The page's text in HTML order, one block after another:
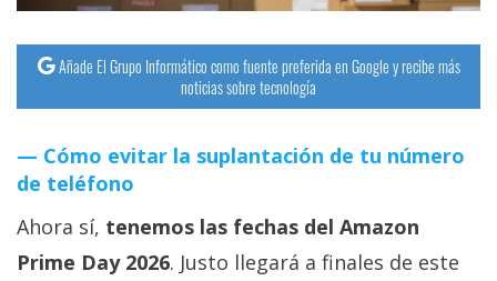
Tutoriales
Ciberseguridad
Sistemas
operativos
Profesional
Añade El Grupo Informático como fuente preferida en Google y recibe más
noticias sobre tecnología
Cómo evitar la suplantación de tu número
de teléfono
Ahora sí, tenemos las fechas del Amazon
Prime Day 2026. Justo llegará a finales de este